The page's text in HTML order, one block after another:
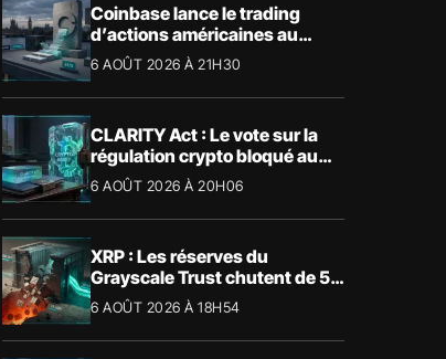
Coinbase lance le trading
d’actions américaines au
Royaume-Uni
6 AOÛT 2026 À 21H30
CLARITY Act : Le vote sur la
régulation crypto bloqué au
Sénat américain
6 AOÛT 2026 À 20H06
XRP : Les réserves du
Grayscale Trust chutent de 55
% suite aux rachats
6 AOÛT 2026 À 18H54